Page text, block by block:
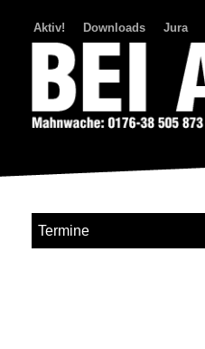
Aktiv! Downloads Jura
Termine